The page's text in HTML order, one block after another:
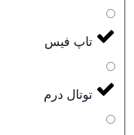
تاپ فیس
توتال درم